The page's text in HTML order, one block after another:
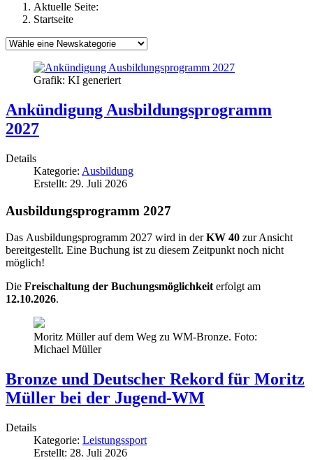
Aktuelle Seite:
Startseite
Grafik: KI generiert
Ankündigung Ausbildungsprogramm
2027
Details
Kategorie: Ausbildung
Erstellt: 29. Juli 2026
Ausbildungsprogramm 2027
Das Ausbildungsprogramm 2027 wird in derKW 40 zur Ansicht
bereitgestellt. Eine Buchung ist zu diesem Zeitpunkt noch nicht
möglich!
Die Freischaltung der Buchungsmöglichkeit erfolgt am
12.10.2026.
Moritz Müller auf dem Weg zu WM-Bronze. Foto:
Michael Müller
Bronze und Deutscher Rekord für Moritz
Müller bei der Jugend-WM
Details
Kategorie: Leistungssport
Erstellt: 28. Juli 2026